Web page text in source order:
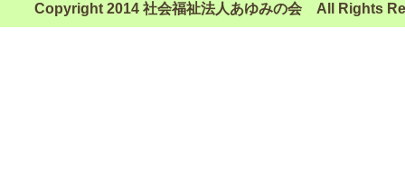
Copyright 2014 社会福祉法人あゆみの会 All Rights